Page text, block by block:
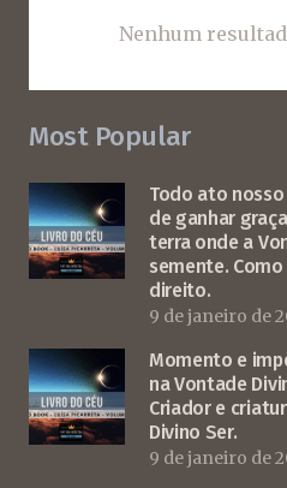
Nenhum
Most Popular
Todo ato
de ganhar
terra onde a
semente.
direito.
9 de janeiro de
Momento e
na Vontade
Criador e
Divino Ser.
9 de janeiro de